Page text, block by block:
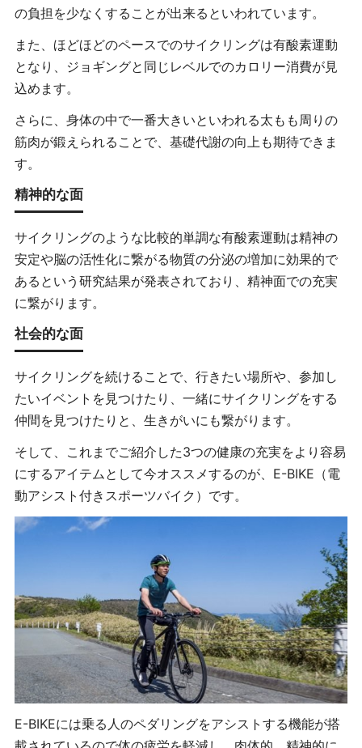
の負担を少なくすることが出来るといわれています。
また、ほどほどのペースでのサイクリングは有酸素運動
となり、ジョギングと同じレベルでのカロリー消費が見
込めます。
さらに、身体の中で一番大きいといわれる太もも周りの
筋肉が鍛えられることで、基礎代謝の向上も期待できま
す。
精神的な面
サイクリングのような比較的単調な有酸素運動は精神の
安定や脳の活性化に繋がる物質の分泌の増加に効果的で
あるという研究結果が発表されており、精神面での充実
に繋がります。
社会的な面
サイクリングを続けることで、行きたい場所や、参加し
たいイベントを見つけたり、一緒にサイクリングをする
仲間を見つけたりと、生きがいにも繋がります。
そして、これまでご紹介した3つの健康の充実をより容易
にするアイテムとして今オススメするのが、 E-BIKE （電
動アシスト付きスポーツバイク）です。
E-BIKEには乗る人のペダリングをアシストする機能が搭